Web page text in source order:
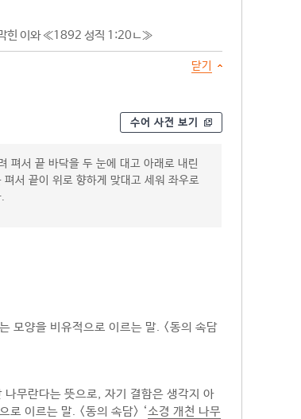
힌 이와 ≪1892 성직 1:20ㄴ≫
닫기
수어 사전 보기
펴서 끝 바닥을 두 눈에 대고 아래로 내린
서 끝이 위로 향하게 맞대고 세워 좌우로
모양을 비유적으로 이르는 말. <동의 속담
무란다는 뜻으로, 자기 결함은 생각지 아
로 이르는 말. <동의 속담> ‘소경 개천 나무